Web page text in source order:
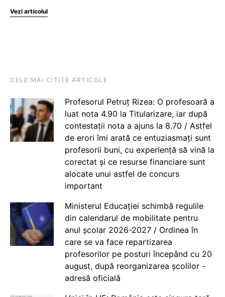
Vezi articolul
CELE MAI CITITE ARTICOLE
Profesorul Petruț Rizea: O profesoară a
luat nota 4.90 la Titularizare, iar după
contestații nota a ajuns la 8.70 / Astfel
de erori îmi arată ce entuziasmați sunt
profesorii buni, cu experiență să vină la
corectat și ce resurse financiare sunt
alocate unui astfel de concurs
important
Ministerul Educației schimbă regulile
din calendarul de mobilitate pentru
anul școlar 2026-2027 / Ordinea în
care se va face repartizarea
profesorilor pe posturi începând cu 20
august, după reorganizarea școlilor -
adresă oficială